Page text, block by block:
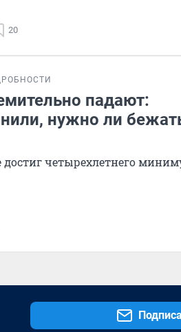
20
падают:
нужно ли
четырехлетнего